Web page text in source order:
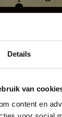
Details
van
content en
Onze
door